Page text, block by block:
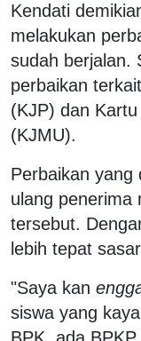
Kendati
melakukan
sudah berjalan.
perbaikan
(KJP) dan
(KJMU).
Perbaikan yang
ulang penerima
tersebut.
lebih tepat
"Saya kan
siswa yang